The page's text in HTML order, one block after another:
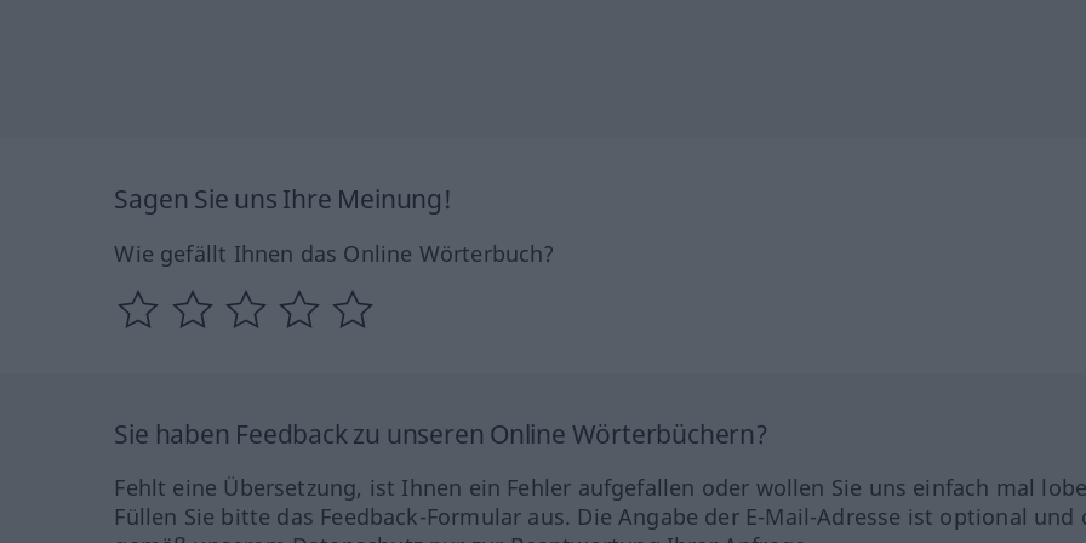
Sagen Sie uns Ihre Meinung!
Wie gefällt Ihnen das Online Wörterbuch?
Sie haben Feedback zu unseren Online Wörterbüchern?
Fehlt eine Übersetzung, ist Ihnen ein Fehler aufgefallen oder wollen Sie uns einfach mal
Füllen Sie bitte das Feedback-Formular aus. Die Angabe der E-Mail-Adresse ist optional und